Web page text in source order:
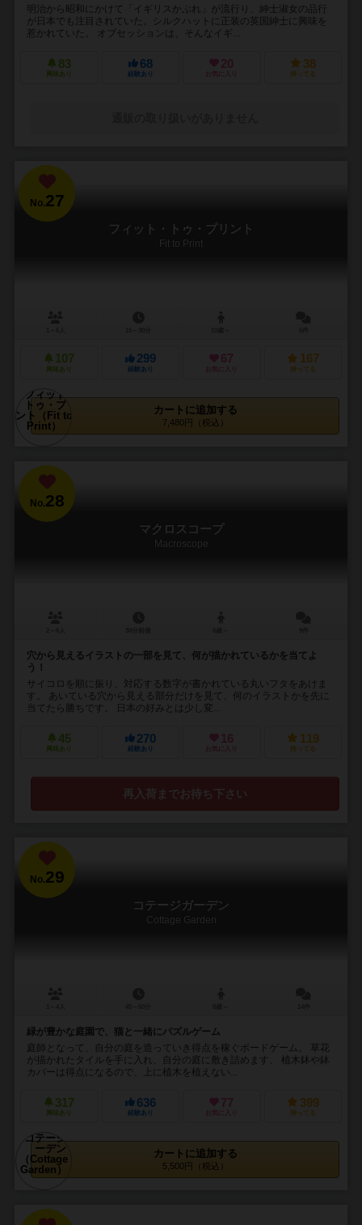
明治から昭和にかけて「イギリスかぶれ」が流行り、紳士淑女の品行
が日本でも注目されていた。シルクハットに正装の英国紳士に興味を
惹かれていた。 オブセッションは、そんなイギ...
83
興味あり
68
経験あり
20
お気に入り
38
持ってる
No.27
フィット・トゥ・プリント
Fit to Print
107
興味あり
299
経験あり
67
お気に入り
167
持ってる
カートに追加する
7,480円（税込）
No.28
マクロスコープ
Macroscope
穴から見えるイラストの一部を見て、何が描かれているかを当てよ
う！
サイコロを順に振り、対応する数字が書かれている丸いフタをあけま
す。 あいている穴から見える部分だけを見て、何のイラストかを先に
当てたら勝ちです。 日本の好みとは少し変...
45
興味あり
270
経験あり
16
お気に入り
119
持ってる
再入荷までお待ち下さい
No.29
コテージガーデン
Cottage Garden
緑が豊かな庭園で、猫と一緒にパズルゲーム
庭師となって、自分の庭を造っていき得点を稼ぐボードゲーム。 草花
が描かれたタイルを手に入れ、自分の庭に敷き詰めます。 植木鉢や鉢
カバーは得点になるので、上に植木を植えない...
317
興味あり
636
経験あり
77
お気に入り
399
持ってる
カートに追加する
5,500円（税込）